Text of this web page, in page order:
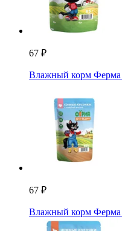
67 ₽
Влажный корм Ферма
67 ₽
Влажный корм Ферма